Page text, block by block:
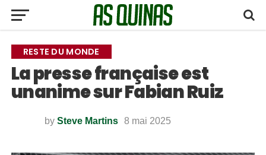
RESTE DU MONDE
La presse française est
unanime sur Fabian Ruiz
by Steve Martins 8 mai 2025